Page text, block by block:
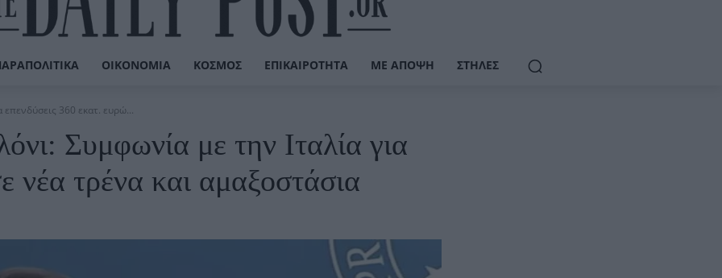
ΟΙΚΟΝΟΜΊΑ ΚΌΣΜΟΣ ΕΠΙΚΑΙΡΌΤΗΤΑ ΜΕ ΆΠΟΨΗ ΣΤΉΛΕΣ
360 εκατ. ευρώ...
Συμφωνία με την Ιταλία για
νέα τρένα και αμαξοστάσια